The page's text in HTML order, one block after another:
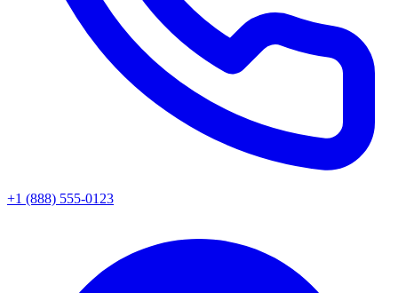
+1 (888) 555-0123